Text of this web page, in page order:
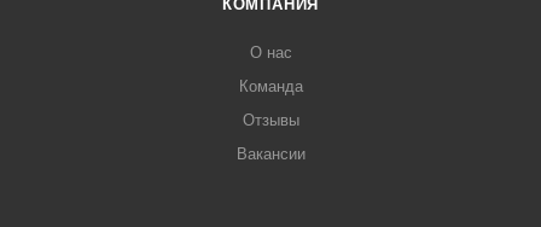
КОМПАНИЯ
О нас
Команда
Отзывы
Вакансии